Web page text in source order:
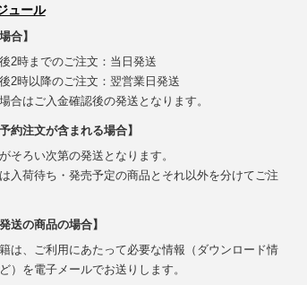
ュール
合】
2時までのご注文：当日発送
2時以降のご注文：翌営業日発送
合はご入金確認後の発送となります。
約注文が含まれる場合】
そろい次第の発送となります。
入荷待ち・発売予定の商品とそれ以外を分けてご注
送の商品の場合】
は、ご利用にあたって必要な情報（ダウンロード情
）を電子メールでお送りします。